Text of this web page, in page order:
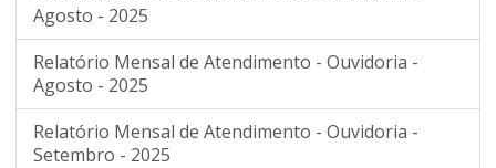
Agosto - 2025
Relatório Mensal de Atendimento - Ouvidoria -
Agosto - 2025
Relatório Mensal de Atendimento - Ouvidoria -
Setembro - 2025